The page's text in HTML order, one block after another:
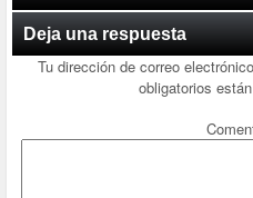
Deja una respuesta
Tu dirección de correo
obligatorios